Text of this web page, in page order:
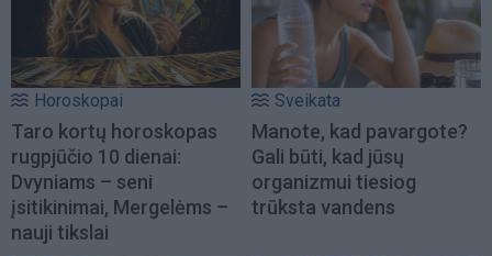
Horoskopai
Taro kortų horoskopas
rugpjūčio 10 dienai:
Dvyniams – seni
įsitikinimai, Mergelėms –
nauji tikslai
Sveikata
Manote, kad pavargote?
Gali būti, kad jūsų
organizmui tiesiog
trūksta vandens